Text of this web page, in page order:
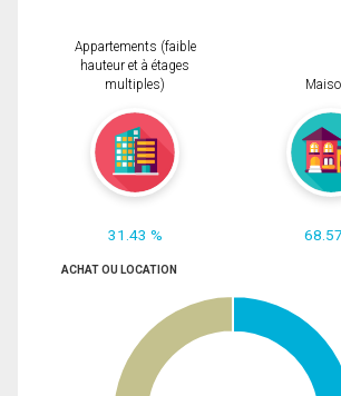
Appartements (faible
hauteur et à étages
multiples)
31.43 %
ACHAT OU LOCATION